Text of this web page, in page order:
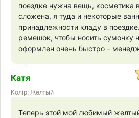
поездке нужна вещь, косметика
сложена, я туда и некоторые
принадлежности кладу в
ремешок, чтобы носить сумочку
оформлен очень быстро –
Катя
Колір: Желтый
Теперь этой мой любимый